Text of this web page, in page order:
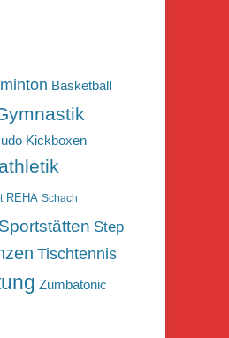
Basketball
Kickboxen
REHA Schach
Sportstätten Step
Tischtennis
Zumbatonic